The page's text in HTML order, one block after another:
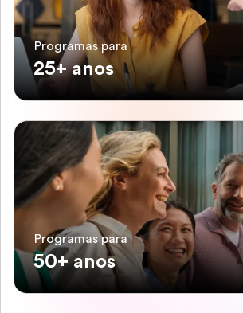
Programas para
25+ anos
Programas para
50+ anos